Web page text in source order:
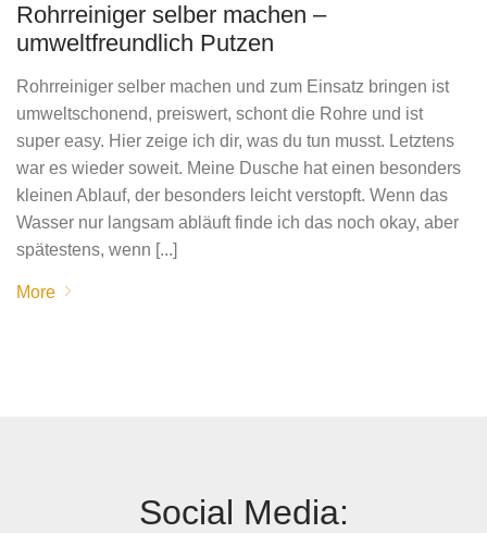
Rohrreiniger selber machen –
umweltfreundlich Putzen
Rohrreiniger selber machen und zum Einsatz bringen ist
umweltschonend, preiswert, schont die Rohre und ist
super easy. Hier zeige ich dir, was du tun musst. Letztens
war es wieder soweit. Meine Dusche hat einen besonders
kleinen Ablauf, der besonders leicht verstopft. Wenn das
Wasser nur langsam abläuft finde ich das noch okay, aber
spätestens, wenn [...]
More
Social Media: